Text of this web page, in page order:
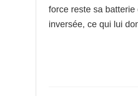
force reste sa
inversée, ce qui lui